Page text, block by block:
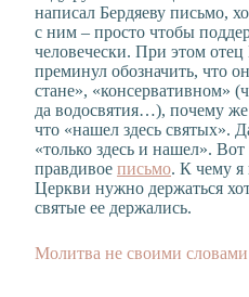
написал Бердяеву письмо,
с ним – просто чтобы
человечески. При этом отец
преминул обозначить, что
стане», «консервативном»
да водосвятия…), почему
что «нашел здесь святых».
«только здесь и нашел». Вот
правдивое письмо. К чему я
Церкви нужно держаться
святые ее держались.
Молитва не своими словами